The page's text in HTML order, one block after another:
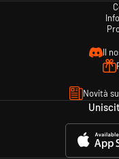
Il
Novità